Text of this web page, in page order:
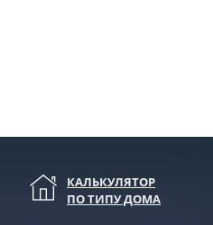
КАЛЬКУЛЯТОР
ПО ТИПУ ДОМА